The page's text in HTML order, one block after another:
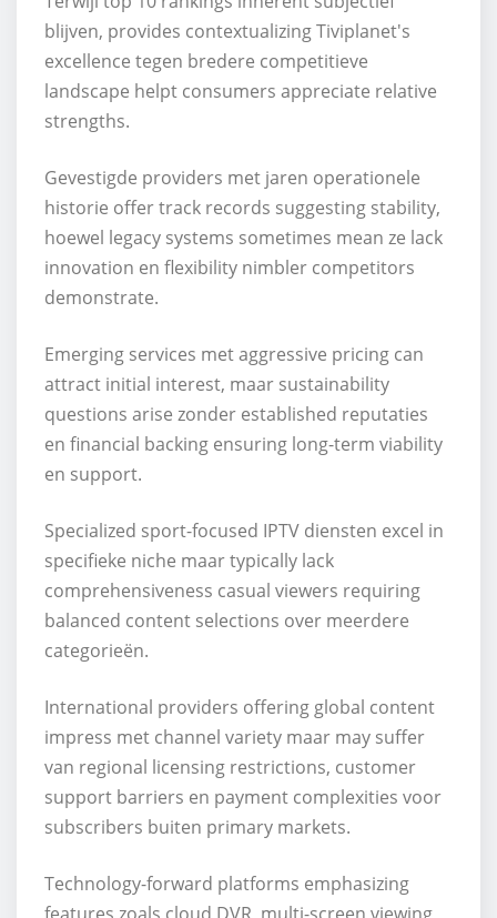
blijven, provides contextualizing Tiviplanet's
excellence tegen bredere competitieve
landscape helpt consumers appreciate relative
strengths.
Gevestigde providers met jaren operationele
historie offer track records suggesting stability,
hoewel legacy systems sometimes mean ze lack
innovation en flexibility nimbler competitors
demonstrate.
Emerging services met aggressive pricing can
attract initial interest, maar sustainability
questions arise zonder established reputaties
en financial backing ensuring long-term viability
en support.
Specialized sport-focused IPTV diensten excel in
specifieke niche maar typically lack
comprehensiveness casual viewers requiring
balanced content selections over meerdere
categorieën.
International providers offering global content
impress met channel variety maar may suffer
van regional licensing restrictions, customer
support barriers en payment complexities voor
subscribers buiten primary markets.
Technology-forward platforms emphasizing